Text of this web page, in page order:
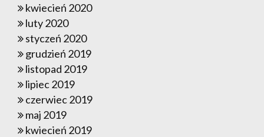
kwiecień 2020
luty 2020
styczeń 2020
grudzień 2019
listopad 2019
lipiec 2019
czerwiec 2019
maj 2019
kwiecień 2019